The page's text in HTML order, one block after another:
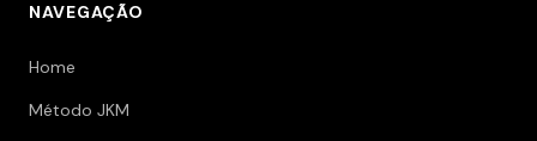
NAVEGAÇÃO
Home
Método JKM